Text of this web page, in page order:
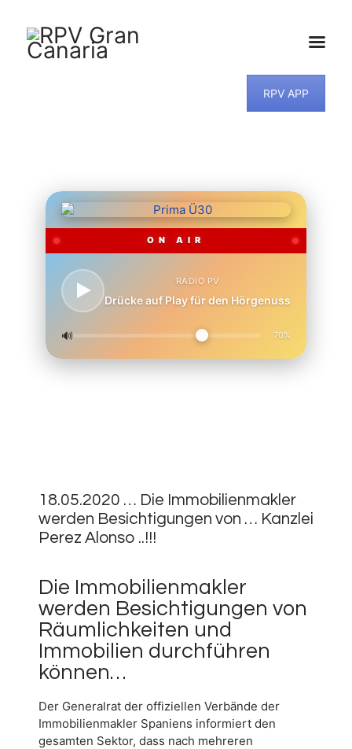
RPV APP
ON AIR
RADIO PV
Drücke auf Play für den Hörgenuss
🔊 70%
MUSIKWUNSCH
18.05.2020 … Die Immobilienmakler
werden Besichtigungen von … Kanzlei
Perez Alonso ..!!!
Die Immobilienmakler
werden Besichtigungen von
Räumlichkeiten und
Immobilien durchführen
können…
Der Generalrat der offiziellen Verbände der
Immobilienmakler Spaniens informiert den
gesamten Sektor, dass nach mehreren